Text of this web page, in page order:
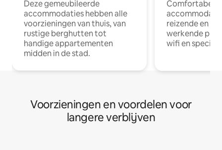
Deze gemeubileerde
accommodaties hebben alle
voorzieningen van thuis, van
rustige berghutten tot
handige appartementen
midden in de stad.
Comfortabele
reizende en
werkende
wifi en
Voorzieningen en voordelen voor
langere verblijven